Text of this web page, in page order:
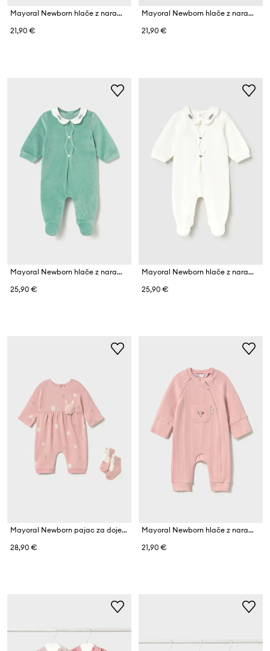
Mayoral Newborn hlače z naramnicami (z nogicami) za dojenčke z bombažem
21,90 €
Mayoral Newborn hlače z naramnicami za dojenčke z bombažem
21,90 €
Mayoral Newborn hlače z naramnicami za dojenčke z bombažem
25,90 €
Mayoral Newborn hlače z naramnicami (z nogicami) za dojenčke z bombažem
25,90 €
Mayoral Newborn pajac za dojenčke z bombažem
28,90 €
Mayoral Newborn hlače z naramnicami (z nogicami) za dojenčke z bombažem
21,90 €